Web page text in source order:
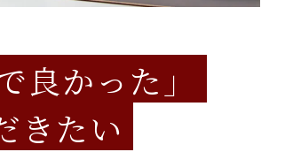
良かった」
きたい